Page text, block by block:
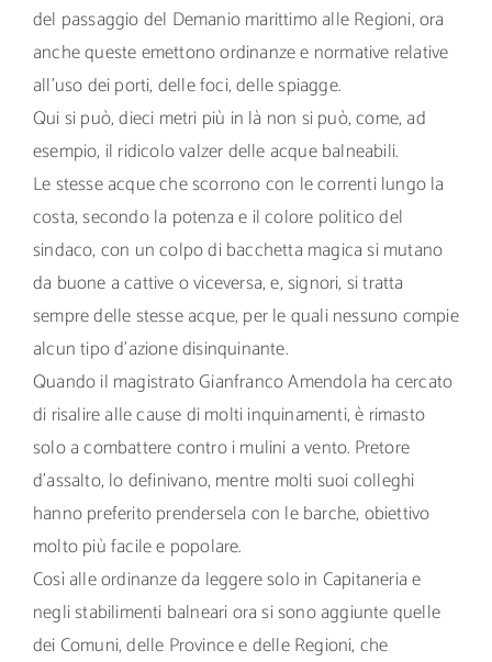
del passaggio del Demanio marittimo alle Regioni, ora
anche queste emettono ordinanze e normative relative
all’uso dei porti, delle foci, delle spiagge.
Qui si può, dieci metri più in là non si può, come, ad
esempio, il ridicolo valzer delle acque balneabili.
Le stesse acque che scorrono con le correnti lungo la
costa, secondo la potenza e il colore politico del
sindaco, con un colpo di bacchetta magica si mutano
da buone a cattive o viceversa, e, signori, si tratta
sempre delle stesse acque, per le quali nessuno compie
alcun tipo d’azione disinquinante.
Quando il magistrato Gianfranco Amendola ha cercato
di risalire alle cause di molti inquinamenti, è rimasto
solo a combattere contro i mulini a vento. Pretore
d’assalto, lo definivano, mentre molti suoi colleghi
hanno preferito prendersela con le barche, obiettivo
molto più facile e popolare.
Così alle ordinanze da leggere solo in Capitaneria e
negli stabilimenti balneari ora si sono aggiunte quelle
dei Comuni, delle Province e delle Regioni, che